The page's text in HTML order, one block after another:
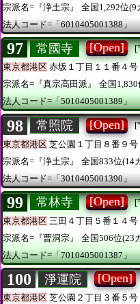
宗派名=『浄土宗』
全国1,292位(9
法人コード=「6010405001388」
97 常國寺 [Open]
[
東京都港区 赤坂１丁目１１番４号
宗派名=『真宗高田派』
全国
法人コード=「5010405001389」
98 常照院 [Open]
[
東京都港区 芝公園１丁目８番９号
宗派名=『浄土宗』
全国833位(14
法人コード=「3010405001390」
99 常林寺 [Open]
[
東京都港区 三田４丁目５番１４号
宗派名=『曹洞宗』
全国506位(23
法人コード=「7010405001387」
100 淨運院 [Open]
東京都港区 芝公園２丁目３番５号